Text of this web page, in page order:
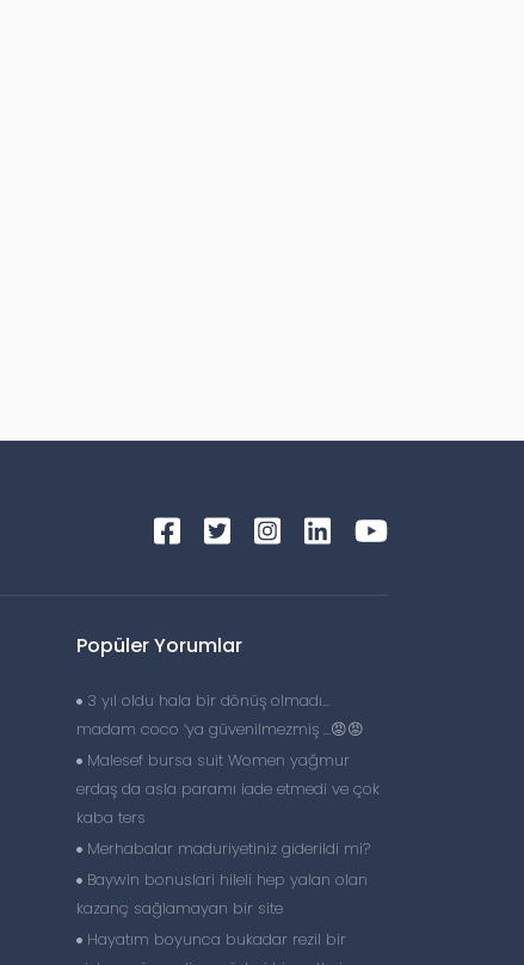
Popüler Yorumlar
3 yıl oldu hala bir dönüş olmadı…
madam coco ‘ya güvenilmezmiş …😡😡
Malesef bursa suit Women yağmur
erdaş da asla paramı iade etmedi ve çok
kaba ters
Merhabalar maduriyetiniz giderildi mi?
Baywin bonuslari hileli hep yalan olan
kazanç sağlamayan bir site
Hayatım boyunca bukadar rezil bir